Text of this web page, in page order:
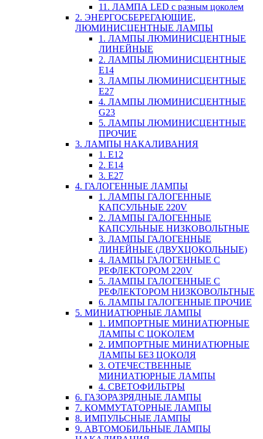
11. ЛАМПА LED c разным цоколем
2. ЭНЕРГОСБЕРЕГАЮЩИЕ,
ЛЮМИНИСЦЕНТНЫЕ ЛАМПЫ
1. ЛАМПЫ ЛЮМИНИСЦЕНТНЫЕ
ЛИНЕЙНЫЕ
2. ЛАМПЫ ЛЮМИНИСЦЕНТНЫЕ
E14
3. ЛАМПЫ ЛЮМИНИСЦЕНТНЫЕ
E27
4. ЛАМПЫ ЛЮМИНИСЦЕНТНЫЕ
G23
5. ЛАМПЫ ЛЮМИНИСЦЕНТНЫЕ
ПРОЧИЕ
3. ЛАМПЫ НАКАЛИВАНИЯ
1. E12
2. Е14
3. Е27
4. ГАЛОГЕННЫЕ ЛАМПЫ
1. ЛАМПЫ ГАЛОГЕННЫЕ
КАПСУЛЬНЫЕ 220V
2. ЛАМПЫ ГАЛОГЕННЫЕ
КАПСУЛЬНЫЕ НИЗКОВОЛЬТНЫЕ
3. ЛАМПЫ ГАЛОГЕННЫЕ
ЛИНЕЙНЫЕ (ДВУХЦОКОЛЬНЫЕ)
4. ЛАМПЫ ГАЛОГЕННЫЕ С
РЕФЛЕКТОРОМ 220V
5. ЛАМПЫ ГАЛОГЕННЫЕ С
РЕФЛЕКТОРОМ НИЗКОВОЛЬТНЫЕ
6. ЛАМПЫ ГАЛОГЕННЫЕ ПРОЧИЕ
5. МИНИАТЮРНЫЕ ЛАМПЫ
1. ИМПОРТНЫЕ МИНИАТЮРНЫЕ
ЛАМПЫ С ЦОКОЛЕМ
2. ИМПОРТНЫЕ МИНИАТЮРНЫЕ
ЛАМПЫ БЕЗ ЦОКОЛЯ
3. ОТЕЧЕСТВЕННЫЕ
МИНИАТЮРНЫЕ ЛАМПЫ
4. СВЕТОФИЛЬТРЫ
6. ГАЗОРАЗРЯДНЫЕ ЛАМПЫ
7. КОММУТАТОРНЫЕ ЛАМПЫ
8. ИМПУЛЬСНЫЕ ЛАМПЫ
9. АВТОМОБИЛЬНЫЕ ЛАМПЫ